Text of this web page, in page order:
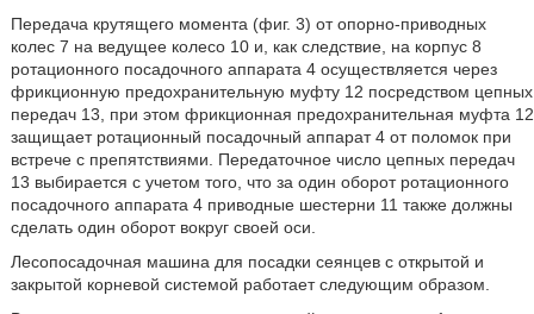
Передача крутящего момента (фиг. 3) от опорно-приводных
колес 7 на ведущее колесо 10 и, как следствие, на корпус 8
ротационного посадочного аппарата 4 осуществляется через
фрикционную предохранительную муфту 12 посредством цепных
передач 13, при этом фрикционная предохранительная муфта 12
защищает ротационный посадочный аппарат 4 от поломок при
встрече с препятствиями. Передаточное число цепных передач
13 выбирается с учетом того, что за один оборот ротационного
посадочного аппарата 4 приводные шестерни 11 также должны
сделать один оборот вокруг своей оси.
Лесопосадочная машина для посадки сеянцев с открытой и
закрытой корневой системой работает следующим образом.